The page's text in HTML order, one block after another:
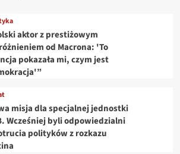
aktor z prestiżowym
od Macrona: 'To
pokazała mi, czym jest
misja dla specjalnej jednostki
Wcześniej byli odpowiedzialni
polityków z rozkazu